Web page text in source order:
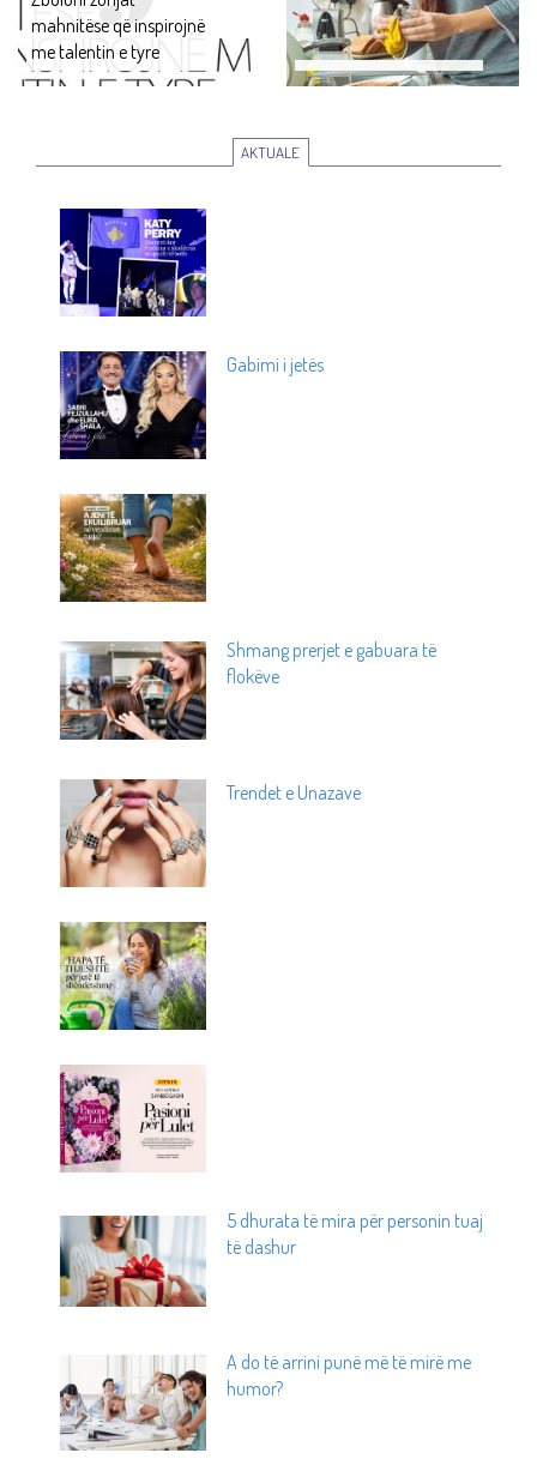
mahnitëse që inspirojnë
me talentin e tyre
AKTUALE
Gabimi i jetës
Shmang prerjet e gabuara të
flokëve
Trendet e Unazave
5 dhurata të mira për personin tuaj
të dashur
A do të arrini punë më të mirë me
humor?